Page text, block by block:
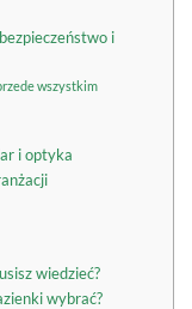
i
wszystkim
i optyka
wiedzieć?
wybrać?